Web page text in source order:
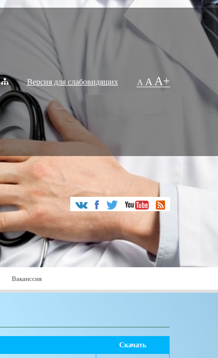
Версия для слабовидящих A A A+
Ваканссия
Скачать